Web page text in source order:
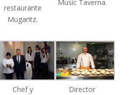
restaurante
Mugaritz.
Músic Taverna.
Chef y
Director